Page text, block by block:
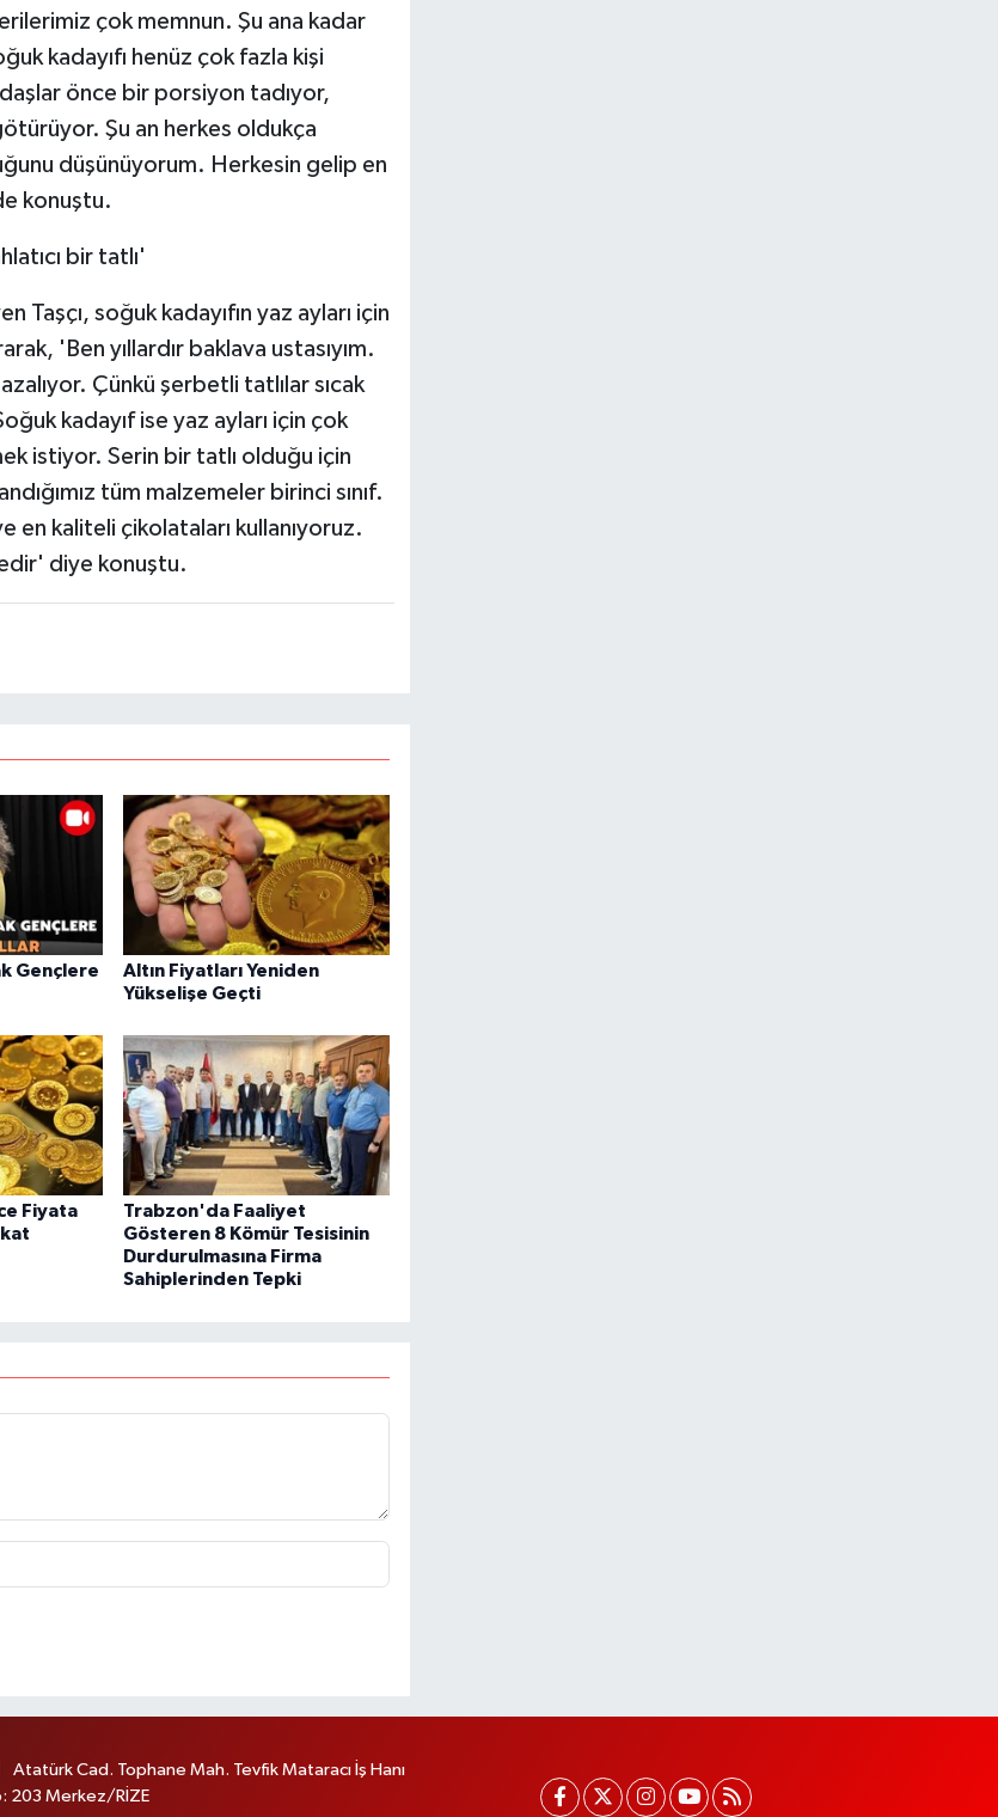
çok memnun. Şu ana kadar
kadayıfı henüz çok fazla kişi
önce bir porsiyon tadıyor,
Şu an herkes oldukça
düşünüyorum. Herkesin gelip en
konuştu.
bir tatlı'
Taşçı, soğuk kadayıfın yaz ayları için
'Ben yıllardır baklava ustasıyım.
Çünkü şerbetli tatlılar sıcak
kadayıf ise yaz ayları için çok
istiyor. Serin bir tatlı olduğu için
tüm malzemeler birinci sınıf.
en kaliteli çikolataları kullanıyoruz.
diye konuştu.
Gençlere
Altın Fiyatları Yeniden
Yükselişe Geçti
Fiyata
Trabzon'da Faaliyet
Gösteren 8 Kömür Tesisinin
Durdurulmasına Firma
Sahiplerinden Tepki
Atatürk Cad. Tophane Mah. Tevfik Mataracı İş Hanı
203 Merkez/RİZE